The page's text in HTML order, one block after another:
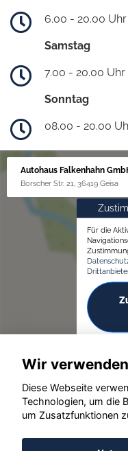
6.00 - 20.00 Uhr
Samstag
7.00 - 20.00 Uhr
Sonntag
08.00 - 20.00
Autohaus Falkenhahn
Borscher Str. 21, 36419 Geisa
Für die
©
Wir
Diese Webseite
Technologien, um die
um Zusatzfunktionen